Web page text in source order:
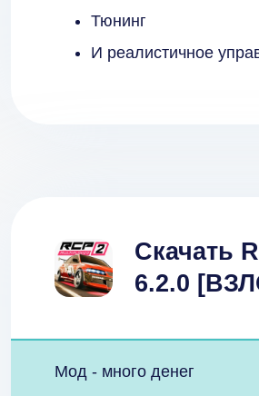
Тюнинг
И реалистичное
Скачать
6.2.0
Мод - много денег